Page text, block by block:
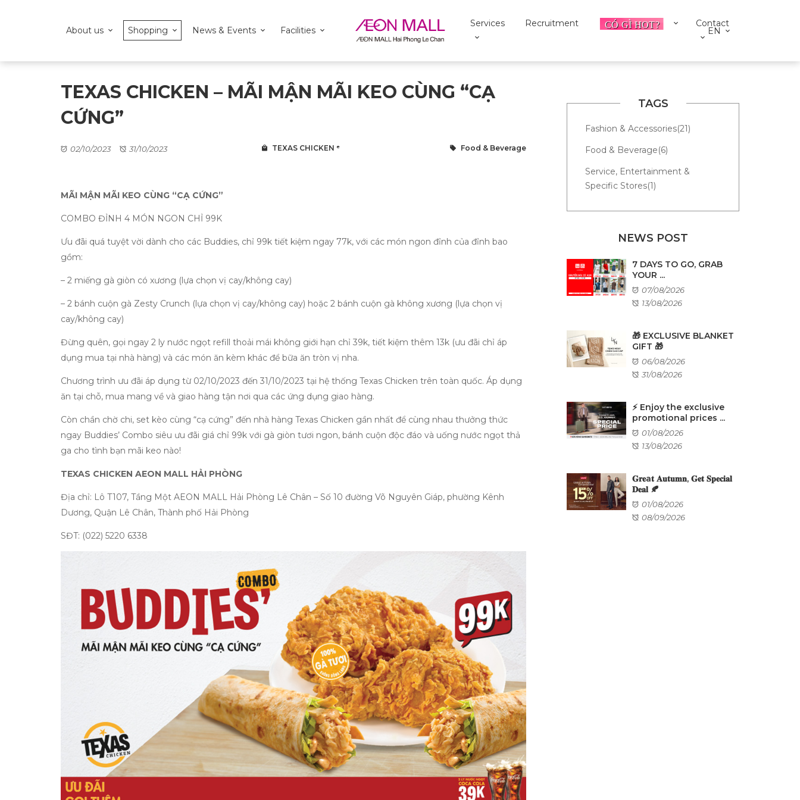
About us Shopping News & Events Facilities
Services Recruitment Contact
EN
TEXAS CHICKEN – MÃI MẬN MÃI KEO CÙNG “CẠ
CỨNG”
02/10/2023 31/10/2023 TEXAS CHICKEN ᵉ Food & Beverage
MÃI MẬN MÃI KEO CÙNG “CẠ CỨNG”
COMBO ĐỈNH 4 MÓN NGON CHỈ 99K
Ưu đãi quá tuyệt vời dành cho các Buddies, chỉ 99k tiết kiệm ngay 77k, với các món ngon đỉnh của đỉnh bao
gồm:
– 2 miếng gà giòn có xương (lựa chọn vị cay/không cay)
– 2 bánh cuộn gà Zesty Crunch (lựa chọn vị cay/không cay) hoặc 2 bánh cuộn gà không xương (lựa chọn vị
cay/không cay)
Đừng quên, gọi ngay 2 ly nước ngọt refill thoải mái không giới hạn chỉ 39k, tiết kiệm thêm 13k (ưu đãi chỉ áp
dụng mua tại nhà hàng) và các món ăn kèm khác để bữa ăn tròn vị nha.
Chương trình ưu đãi áp dụng từ 02/10/2023 đến 31/10/2023 tại hệ thống Texas Chicken trên toàn quốc. Áp dụng
ăn tại chỗ, mua mang về và giao hàng tận nơi qua các ứng dụng giao hàng.
Còn chần chờ chi, set kèo cùng “cạ cứng” đến nhà hàng Texas Chicken gần nhất để cùng nhau thưởng thức
ngay Buddies’ Combo siêu ưu đãi giá chỉ 99k với gà giòn tươi ngon, bánh cuộn độc đáo và uống nước ngọt thả
ga cho tình bạn mãi keo nào!
TEXAS CHICKEN AEON MALL HẢI PHÒNG
Địa chỉ: Lô T107, Tầng Một AEON MALL Hải Phòng Lê Chân – Số 10 đường Võ Nguyên Giáp, phường Kênh
Dương, Quận Lê Chân, Thành phố Hải Phòng
SĐT: (022) 5220 6338
TAGS
Fashion & Accessories(21)
Food & Beverage(6)
Service, Entertainment &
Specific Stores(1)
NEWS POST
7 DAYS TO GO, GRAB
YOUR ...
07/08/2026
13/08/2026
🎁 EXCLUSIVE BLANKET
GIFT 🎁
06/08/2026
31/08/2026
⚡ Enjoy the exclusive
promotional prices ...
01/08/2026
13/08/2026
𝐆𝐫𝐞a𝐭 𝐀𝐮𝐭𝐮𝐦𝐧, 𝐆𝐞𝐭 𝐒𝐩𝐞𝐜𝐢𝐚𝐥
𝐃𝐞𝐚𝐥 🍂
01/08/2026
08/09/2026